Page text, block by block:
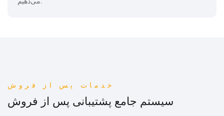
می‌دهیم.
خدمات پس از فروش
سیستم جامع پشتیبانی پس از فروش